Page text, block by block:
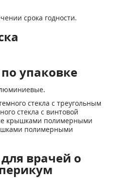
срока годности.
упаковке
стекла с треугольным
стекла с винтовой
крышками полимерными
полимерными
врачей о